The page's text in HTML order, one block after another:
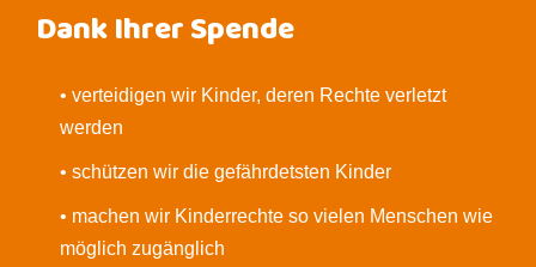
Dank Ihrer Spende
• verteidigen wir Kinder, deren Rechte verletzt
werden
• schützen wir die gefährdetsten Kinder
• machen wir Kinderrechte so vielen Menschen wie
möglich zugänglich